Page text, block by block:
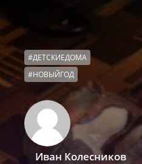
#ДЕТСКИЕДОМА
#НОВЫЙГОД
Иван Колесников